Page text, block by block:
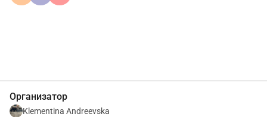
Организатор
Klementina Andreevska